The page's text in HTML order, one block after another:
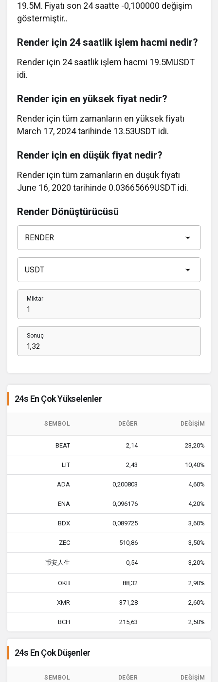
19.5M. Fiyatı son 24 saatte -0,100000 değişim
göstermiştir..
Render için 24 saatlik işlem hacmi nedir?
Render için 24 saatlik işlem hacmi 19.5MUSDT
idi.
Render için en yüksek fiyat nedir?
Render için tüm zamanların en yüksek fiyatı
March 17, 2024 tarihinde 13.53USDT idi.
Render için en düşük fiyat nedir?
Render için tüm zamanların en düşük fiyatı
June 16, 2020 tarihinde 0.03665669USDT idi.
Render Dönüştürücüsü
Miktar
Sonuç
24s En Çok Yükselenler
SEMBOL DEĞER DEĞIŞIM
BEAT 2,14 23,20%
LIT 2,43 10,40%
ADA 0,200803 4,60%
ENA 0,096176 4,20%
BDX 0,089725 3,60%
ZEC 510,86 3,50%
币安人生 0,54 3,20%
OKB 88,32 2,90%
XMR 371,28 2,60%
BCH 215,63 2,50%
24s En Çok Düşenler
SEMBOL DEĞER DEĞIŞIM